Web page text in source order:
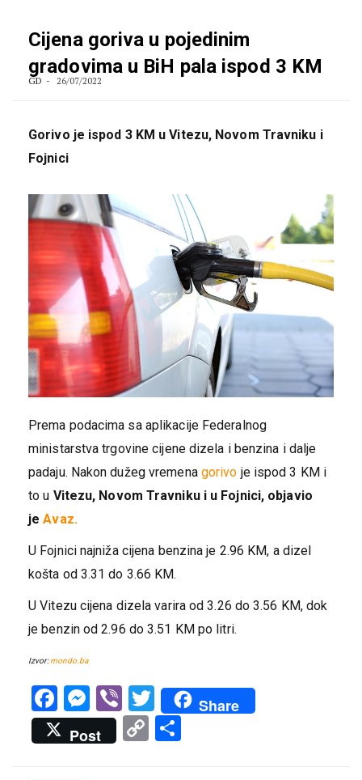
Cijena goriva u pojedinim
gradovima u BiH pala ispod 3 KM
GD 26/07/2022
Gorivo je ispod 3 KM u Vitezu, Novom Travniku i
Fojnici
Prema podacima sa aplikacije Federalnog
ministarstva trgovine cijene dizela i benzina i dalje
padaju. Nakon dužeg vremenagorivo je ispod 3 KM i
to u Vitezu, Novom Travniku i u Fojnici, objavio
jeAvaz.
U Fojnici najniža cijena benzina je 2.96 KM, a dizel
košta od 3.31 do 3.66 KM.
U Vitezu cijena dizela varira od 3.26 do 3.56 KM, dok
je benzin od 2.96 do 3.51 KM po litri.
Izvor:mondo.ba
Facebook
Messenger
ViberTwitter
Share
Post
Copy